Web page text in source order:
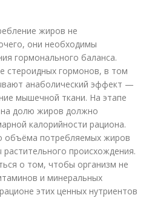
жиров не
они необходимы
гормонального баланса.
стероидных гормонов, в том
анаболический эффект —
мышечной ткани. На этапе
долю жиров должно
калорийности рациона.
объёма потребляемых жиров
происхождения.
о том, чтобы организм не
и минеральных
этих ценных нутриентов